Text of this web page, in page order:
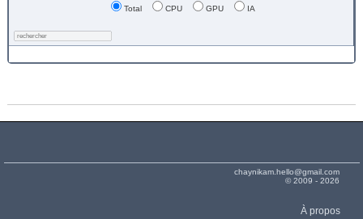
Total CPU GPU IA
chaynikam.hello@gmail.com
© 2009 - 2026
À propos